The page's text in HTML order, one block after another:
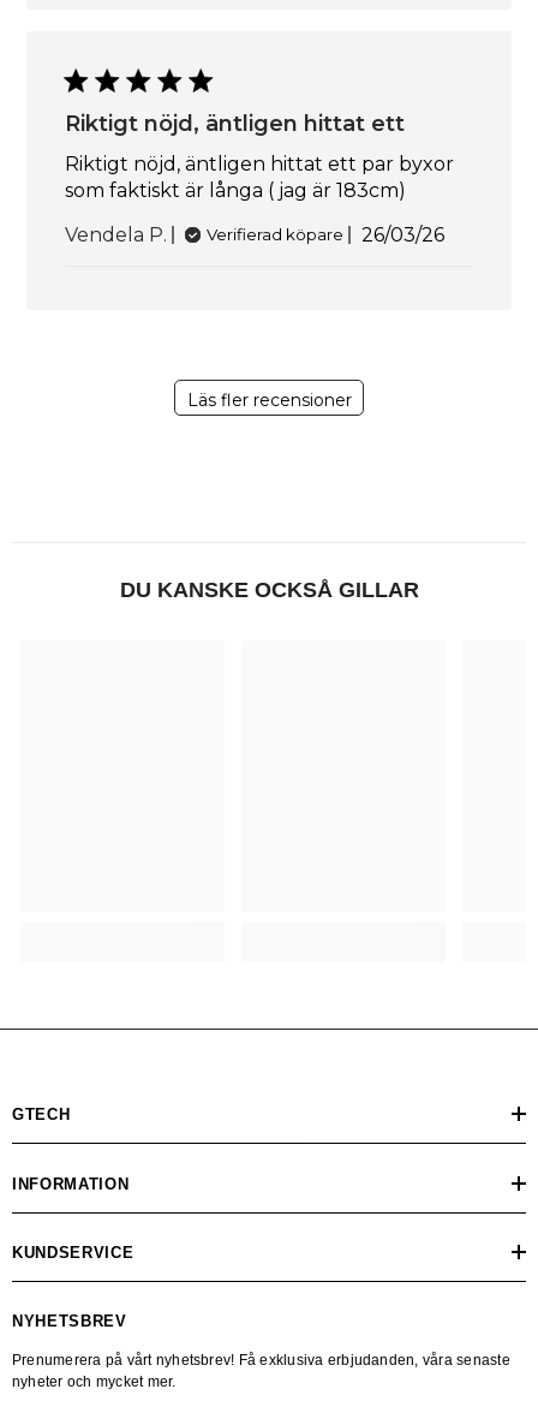
Riktigt nöjd, äntligen hittat ett
Riktigt nöjd, äntligen hittat ett par byxor
som faktiskt är långa ( jag är 183cm)
Vendela P.
Verifierad köpare 26/03/26
Läs fler recensioner
DU KANSKE OCKSÅ GILLAR
GTECH
INFORMATION
KUNDSERVICE
NYHETSBREV
Prenumerera på vårt nyhetsbrev! Få exklusiva erbjudanden, våra senaste
nyheter och mycket mer.